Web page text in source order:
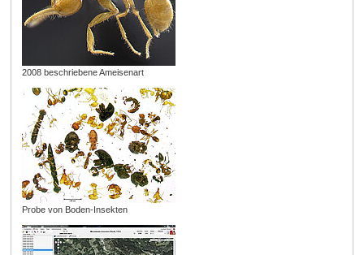
2008 beschriebene Ameisenart
Probe von Boden-Insekten